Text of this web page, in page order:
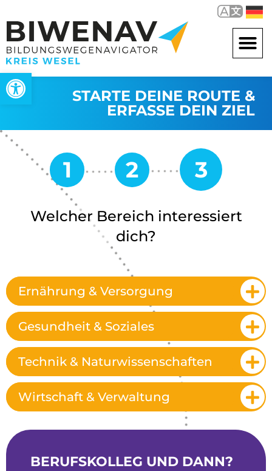
Werkzeugleiste öffnen
STARTE DEINE ROUTE &
ERFASSE DEIN ZIEL
Welcher Bereich interessiert
dich?
Ernährung & Versorgung
Gesundheit & Soziales
Technik & Naturwissenschaften
Wirtschaft & Verwaltung
BERUFSKOLLEG UND DANN?